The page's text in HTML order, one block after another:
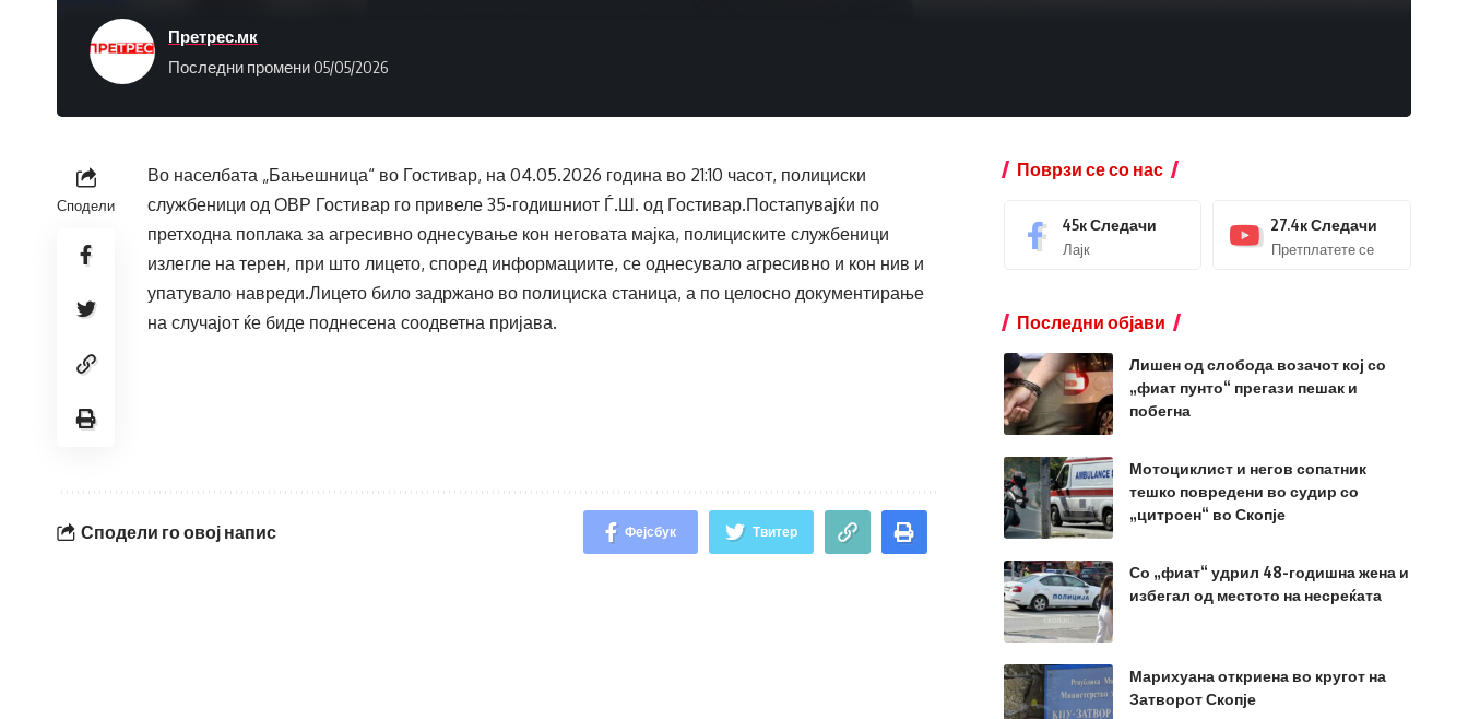
Последни промени 05/05/2026
Претрес.мк
Сподели
Во населбата „Бањешница“ во Гостивар, на 04.05.2026 година во 21:10 часот, полициски
службеници од ОВР Гостивар го привеле 35-годишниот Ѓ.Ш. од Гостивар.Постапувајќи по
претходна поплака за агресивно однесување кон неговата мајка, полициските службеници
излегле на терен, при што лицето, според информациите, се однесувало агресивно и кон нив и
упатувало навреди.Лицето било задржано во полициска станица, а по целосно документирање
на случајот ќе биде поднесена соодветна пријава.
Сподели го овој напис Фејсбук Твитер
Поврзи се со нас
45кСледачи
Лајк
27.4кСледачи
Претплатете се
Последни објави
Лишен од слобода возачот кој со
„фиат пунто“ прегази пешак и
побегна
Мотоциклист и негов сопатник
тешко повредени во судир со
„цитроен“ во Скопје
Со „фиат“ удрил 48-годишна жена и
избегал од местото на несреќата
Марихуана откриена во кругот на
Затворот Скопје